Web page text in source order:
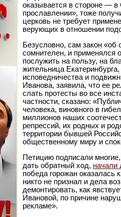
оказывается в стороне —
прославлении», тоже
церковь не требует
верующих в отношении
Безусловно, сам закон «об
сомнителен, и применялся
послужить на пользу, на
жительница
исповедничества и
Иванова, заявила, что ее
слать протесты во все
частности, сказано:
человека, виновного в
миллионов наших
репрессий, их родных и
территории бывшей
общественному миру и
Петицию подписали
дать обратный ход, начали
победа горожан оказалась
никто не признал и дела
демонтировать, как
Ивановой, по причине
рекламе».